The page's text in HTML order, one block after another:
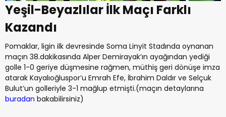
Yeşil-Beyazlılar İlk Maçı Farklı
Kazandı
Pomaklar, ligin ilk devresinde Soma Linyit Stadında oynanan
maçın 38.dakikasında Alper Demirayak’ın ayağından yediği
golle 1-0 geriye düşmesine rağmen, müthiş geri dönüşe imza
atarak Kayalıoğluspor’u Emrah Efe, İbrahim Daldır ve Selçuk
Bulut’un golleriyle 3-1 mağlup etmişti.(maçın detaylarına
buradan bakabilirsiniz)